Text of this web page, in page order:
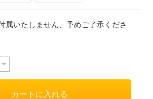
属いたしません、予めご了承くださ